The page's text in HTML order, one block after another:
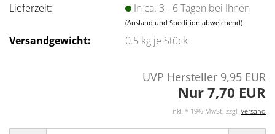
Lieferzeit:
In ca. 3 - 6 Tagen bei Ihnen
(Ausland und Spedition abweichend)
Versandgewicht: 0.5 kg je Stück
UVP Hersteller 9,95 EUR
Nur 7,70 EUR
inkl. * 19% MwSt. zzgl. Versand